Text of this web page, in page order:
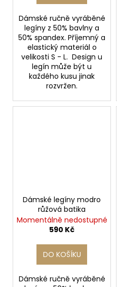
Dámské ručně vyráběné
legíny z 50% bavlny a
50% spandex. Příjemný a
elastický materiál o
velikosti S - L. Design u
legín může být u
každého kusu jinak
rozvržen.
Dámské legíny modro
růžová batika
Momentálně nedostupné
590 Kč
DO KOŠÍKU
Dámské ručně vyráběné